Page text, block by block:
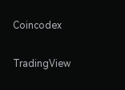
Coincodex
TradingView